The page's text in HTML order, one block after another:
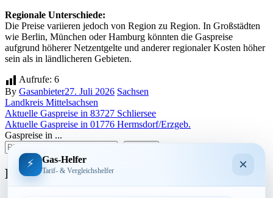
Regionale Unterschiede:
Die Preise variieren jedoch von Region zu Region. In Großstädten
wie Berlin, München oder Hamburg könnten die Gaspreise
aufgrund höherer Netzentgelte und anderer regionaler Kosten höher
sein als in ländlicheren Gebieten.
Aufrufe: 6
By Gasanbieter27. Juli 2026 Sachsen
Landkreis Mittelsachsen
Beitragsnavigation
Aktuelle Gaspreise in 83727 Schliersee
Aktuelle Gaspreise in 01776 Hermsdorf/Erzgeb.
Gaspreise in ...
Bundesland
⚡ Gas-Helfer
Tarif- & Vergleichshelfer ×